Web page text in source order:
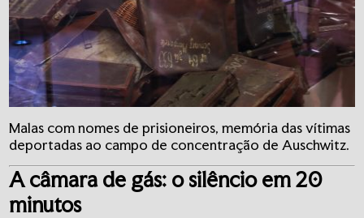
Malas com nomes de prisioneiros, memória das vítimas
deportadas ao campo de concentração de Auschwitz.
A câmara de gás: o silêncio em 20
minutos